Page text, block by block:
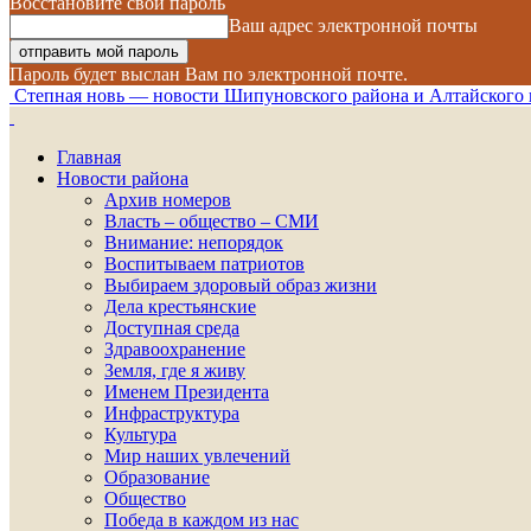
Ваш адрес электронной почты
Пароль будет выслан Вам по электронной почте.
Степная новь — новости Шипуновского района и Алтайского
Главная
Новости района
Архив номеров
Власть – общество – СМИ
Внимание: непорядок
Воспитываем патриотов
Выбираем здоровый образ жизни
Дела крестьянские
Доступная среда
Здравоохранение
Земля, где я живу
Именем Президента
Инфраструктура
Культура
Мир наших увлечений
Образование
Общество
Победа в каждом из нас